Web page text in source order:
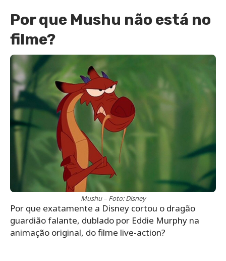
Por que Mushu não está no
filme?
Mushu – Foto: Disney
Por que exatamente a Disney cortou o dragão
guardião falante, dublado por Eddie Murphy na
animação original, do filme live-action?